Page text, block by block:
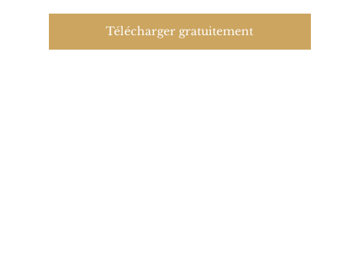
Télécharger gratuitement